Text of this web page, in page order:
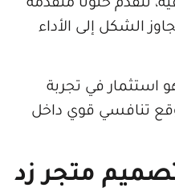
متقدمة
الأداء
في تجربة
قوي داخل
متجر زد